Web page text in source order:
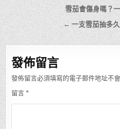
文
章
導
覽
雪茄會傷身嗎？
← 一支雪茄抽多
發佈留言
發佈留言必須填寫的電子郵件地址不
留言 *